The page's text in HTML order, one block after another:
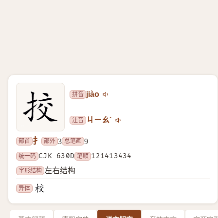
拼音 jiào
注音 ㄐㄧㄠˋ
部首 扌 部外 3 总笔画 9
统一码 CJK 630D 笔顺 121413434
字形结构 左右结构
异体